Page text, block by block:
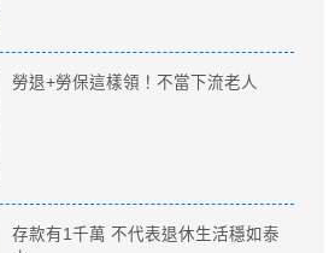
勞退+勞保這樣領！不當下流老人
存款有1千萬 不代表退休生活穩如泰